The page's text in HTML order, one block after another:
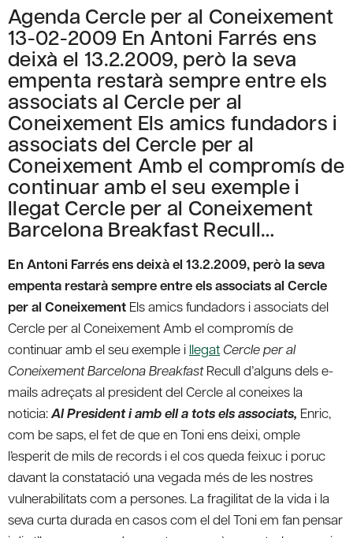
Agenda Cercle per al Coneixement
13-02-2009 En Antoni Farrés ens
deixà el 13.2.2009, però la seva
empenta restarà sempre entre els
associats al Cercle per al
Coneixement Els amics fundadors i
associats del Cercle per al
Coneixement Amb el compromís de
continuar amb el seu exemple i
llegat Cercle per al Coneixement
Barcelona Breakfast Recull…
En Antoni Farrés ens deixà el 13.2.2009, però la seva
empenta restarà sempre entre els associats al Cercle
per al Coneixement Els amics fundadors i associats del
Cercle per al Coneixement Amb el compromís de
continuar amb el seu exemple i llegat Cercle per al
Coneixement Barcelona Breakfast Recull d’alguns dels e-
mails adreçats al president del Cercle al coneixes la
noticia:Al President i amb ell a tots els associats, Enric,
com be saps, el fet de que en Toni ens deixi, omple
l’esperit de mils de records i el cos queda feixuc i poruc
davant la constatació una vegada més de les nostres
vulnerabilitats com a persones. La fragilitat de la vida i la
seva curta durada en casos com el del Toni em fan pensar